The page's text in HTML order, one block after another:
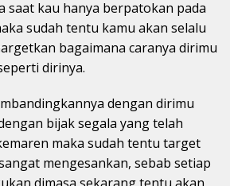
saat kau hanya berpatokan pada
sudah tentu kamu akan selalu
bagaimana caranya dirimu
dirinya.
dengan dirimu
bijak segala yang telah
maka sudah tentu target
mengesankan, sebab setiap